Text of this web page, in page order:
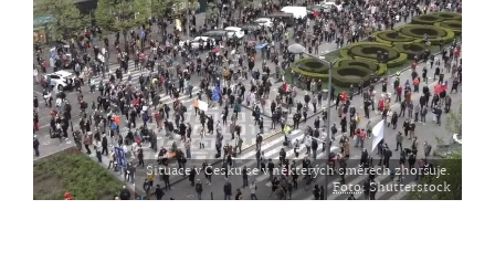
Situace v Česku se v některých směrech zhoršuje.
Foto: Shutterstock